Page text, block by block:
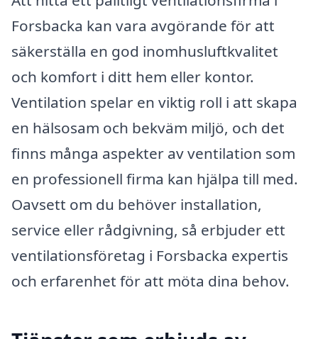
Forsbacka kan vara avgörande för att
säkerställa en god inomhusluftkvalitet
och komfort i ditt hem eller kontor.
Ventilation spelar en viktig roll i att skapa
en hälsosam och bekväm miljö, och det
finns många aspekter av ventilation som
en professionell firma kan hjälpa till med.
Oavsett om du behöver installation,
service eller rådgivning, så erbjuder ett
ventilationsföretag i Forsbacka expertis
och erfarenhet för att möta dina behov.